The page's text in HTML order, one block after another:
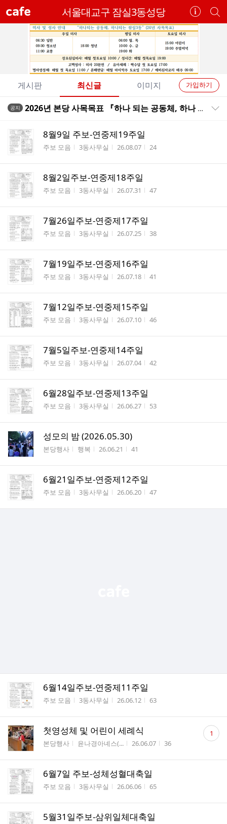
cafe 서울대교구 잠실3동성당
카
페
정
보
기
개
별
카
페
메
뉴
가입하기
게시판 최신글 이미지
전
글
트
공지 2026년 본당 사목목표 『하나 되는 공동체, 하나 되는 잠실3동 성당』
8월9일 주보-연중제19주일
게시판명
주보 모음 작성자
3동사무실 작성시간
26.08.07 조회수
24
8월2일주보-연중제18주일
게시판명
주보 모음 작성자
3동사무실 작성시간
26.07.31 조회수
47
7월26일주보-연중제17주일
게시판명
주보 모음 작성자
3동사무실 작성시간
26.07.25 조회수
38
7월19일주보-연중제16주일
게시판명
주보 모음 작성자
3동사무실 작성시간
26.07.18 조회수
41
7월12일주보-연중제15주일
게시판명
주보 모음 작성자
3동사무실 작성시간
26.07.10 조회수
46
7월5일주보-연중제14주일
게시판명
주보 모음 작성자
3동사무실 작성시간
26.07.04 조회수
42
6월28일주보-연중제13주일
게시판명
주보 모음 작성자
3동사무실 작성시간
26.06.27 조회수
53
성모의 밤 (2026.05.30)
게시판명
본당행사 작성자
행복 작성시간
26.06.21 조회수
41
6월21일주보-연중제12주일
게시판명
주보 모음 작성자
3동사무실 작성시간
26.06.20 조회수
47
6월14일주보-연중제11주일
게시판명
주보 모음 작성자
3동사무실 작성시간
26.06.12 조회수
63
첫영성체 및 어린이 세례식
게시판명
본당행사 작성자
윤나경아녜스(... 작성시간
26.06.07 조회수
36
댓
글 1
6월7일 주보-성체성혈대축일
게시판명
주보 모음 작성자
3동사무실 작성시간
26.06.06 조회수
65
5월31일주보-삼위일체대축일